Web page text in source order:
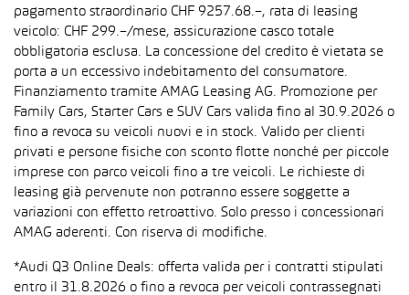
pagamento straordinario CHF 9257.68.–, rata di leasing
veicolo: CHF 299.–/mese, assicurazione casco totale
obbligatoria esclusa. La concessione del credito è vietata se
porta a un eccessivo indebitamento del consumatore.
Finanziamento tramite AMAG Leasing AG. Promozione per
Family Cars, Starter Cars e SUV Cars valida fino al 30.9.2026 o
fino a revoca su veicoli nuovi e in stock. Valido per clienti
privati e persone fisiche con sconto flotte nonché per piccole
imprese con parco veicoli fino a tre veicoli. Le richieste di
leasing già pervenute non potranno essere soggette a
variazioni con effetto retroattivo. Solo presso i concessionari
AMAG aderenti. Con riserva di modifiche.
*Audi Q3 Online Deals: offerta valida per i contratti stipulati
entro il 31.8.2026 o fino a revoca per veicoli contrassegnati